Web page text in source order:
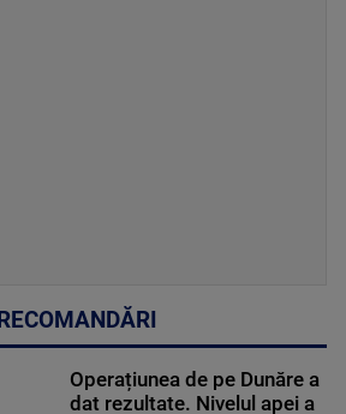
RECOMANDĂRI
Operațiunea de pe Dunăre a
dat rezultate. Nivelul apei a